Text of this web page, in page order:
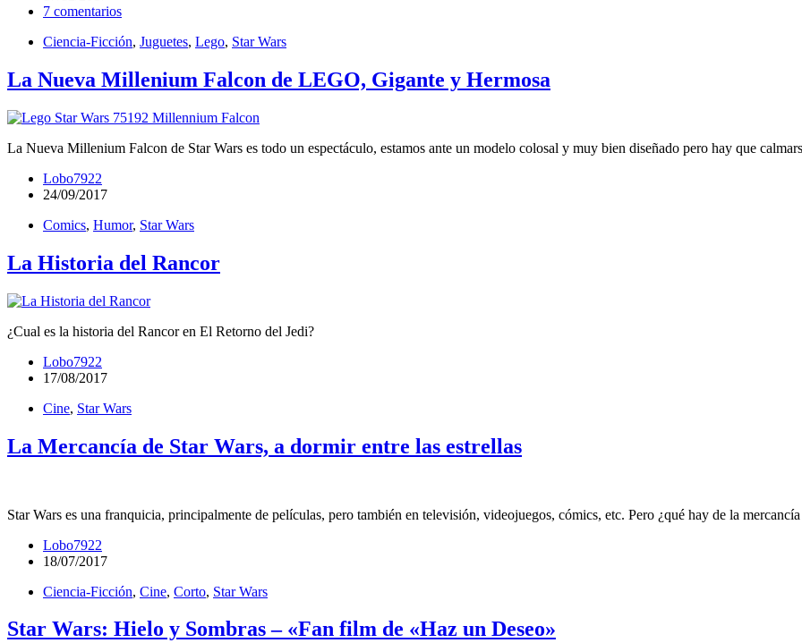
7 comentarios
Ciencia-Ficción, Juguetes, Lego, Star Wars
La Nueva Millenium Falcon de LEGO, Gigante y Hermosa
La Nueva Millenium Falcon de Star Wars es todo un espectáculo, estamos ante un modelo colosal y muy bien diseñado pero hay que
Lobo7922
24/09/2017
Comics, Humor, Star Wars
La Historia del Rancor
¿Cual es la historia del Rancor en El Retorno del Jedi?
Lobo7922
17/08/2017
Cine, Star Wars
La Mercancía de Star Wars, a dormir entre las estrellas
Star Wars es una franquicia, principalmente de películas, pero también en televisión, videojuegos, cómics, etc. Pero ¿qué hay de la
Lobo7922
18/07/2017
Ciencia-Ficción, Cine, Corto, Star Wars
Star Wars: Hielo y Sombras – «Fan film de «Haz un Deseo»